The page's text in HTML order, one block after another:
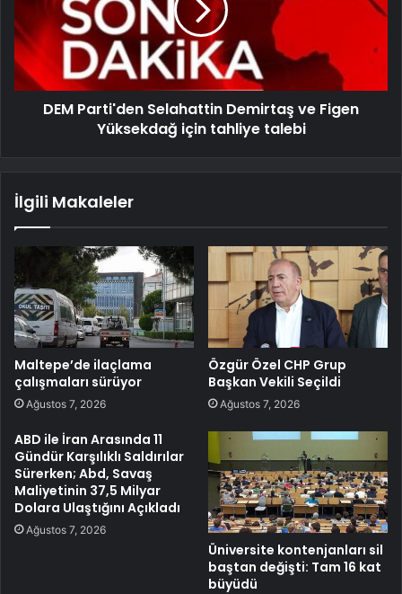
DEM Parti'den Selahattin Demirtaş ve Figen
Yüksekdağ için tahliye talebi
İlgili Makaleler
Maltepe’de ilaçlama
çalışmaları sürüyor
Ağustos 7, 2026
Özgür Özel CHP Grup
Başkan Vekili Seçildi
Ağustos 7, 2026
ABD ile İran Arasında 11
Gündür Karşılıklı Saldırılar
Sürerken; Abd, Savaş
Maliyetinin 37,5 Milyar
Dolara Ulaştığını Açıkladı
Ağustos 7, 2026
Üniversite kontenjanları sil
baştan değişti: Tam 16 kat
büyüdü